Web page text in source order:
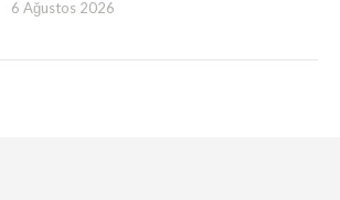
6 Ağustos 2026